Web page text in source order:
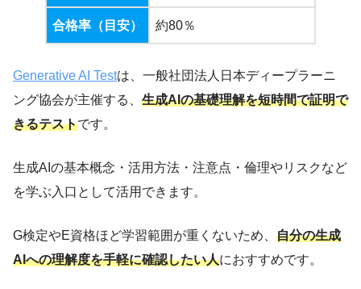
合格率（目安） 約80％
Generative AI Testは、一般社団法人日本ディープラーニ
ング協会が主催する、 生成AIの基礎理解を短時間で証明で
きるテストです。
生成AIの基本概念・活用方法・注意点・倫理やリスクなど
を学ぶ入口として活用できます。
G検定やE資格ほど学習範囲が重くないため、 自分の生成
AIへの理解度を手軽に確認したい人におすすめです。